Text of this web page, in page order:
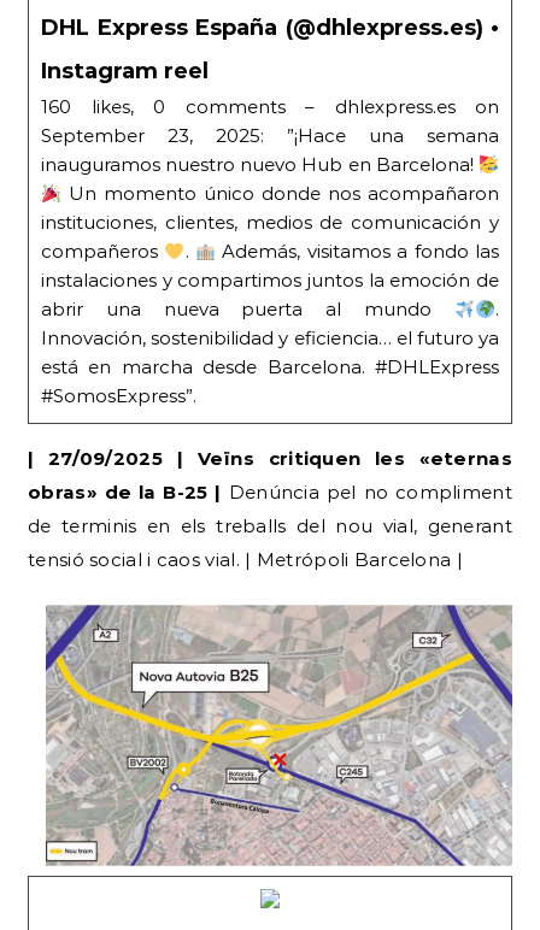
DHL Express España (@dhlexpress.es) •
Instagram reel
160 likes, 0 comments – dhlexpress.es on
September 23, 2025: ”¡Hace una semana
inauguramos nuestro nuevo Hub en Barcelona!
Un momento único donde nos acompañaron
instituciones, clientes, medios de comunicación y
compañeros
.
Además, visitamos a fondo las
instalaciones y compartimos juntos la emoción de
abrir una nueva puerta al mundo
.
Innovación, sostenibilidad y eficiencia… el futuro ya
está en marcha desde Barcelona. #DHLExpress
#SomosExpress”.
| 27/09/2025 | Veïns critiquen les «eternas
obras» de la B-25 | Denúncia pel no compliment
de terminis en els treballs del nou vial, generant
tensió social i caos vial. | Metrópoli Barcelona |